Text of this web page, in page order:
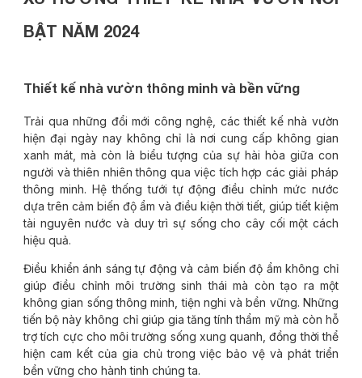
BẬT NĂM 2024
Thiết kế nhà vườn thông minh và bền vững
Trải qua những đổi mới công nghệ, các thiết kế nhà vườn
hiện đại ngày nay không chỉ là nơi cung cấp không gian
xanh mát, mà còn là biểu tượng của sự hài hòa giữa con
người và thiên nhiên thông qua việc tích hợp các giải pháp
thông minh. Hệ thống tưới tự động điều chỉnh mức nước
dựa trên cảm biến độ ẩm và điều kiện thời tiết, giúp tiết kiệm
tài nguyên nước và duy trì sự sống cho cây cối một cách
hiệu quả.
Điều khiển ánh sáng tự động và cảm biến độ ẩm không chỉ
giúp điều chỉnh môi trường sinh thái mà còn tạo ra một
không gian sống thông minh, tiện nghi và bền vững. Những
tiến bộ này không chỉ giúp gia tăng tính thẩm mỹ mà còn hỗ
trợ tích cực cho môi trường sống xung quanh, đồng thời thể
hiện cam kết của gia chủ trong việc bảo vệ và phát triển
bền vững cho hành tinh chúng ta.